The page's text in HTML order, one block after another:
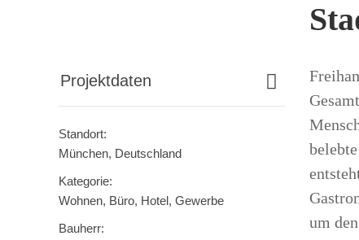
Projektdaten
Standort:
München, Deutschland
Kategorie:
Wohnen, Büro, Hotel, Gewerbe
Bauherr:
um